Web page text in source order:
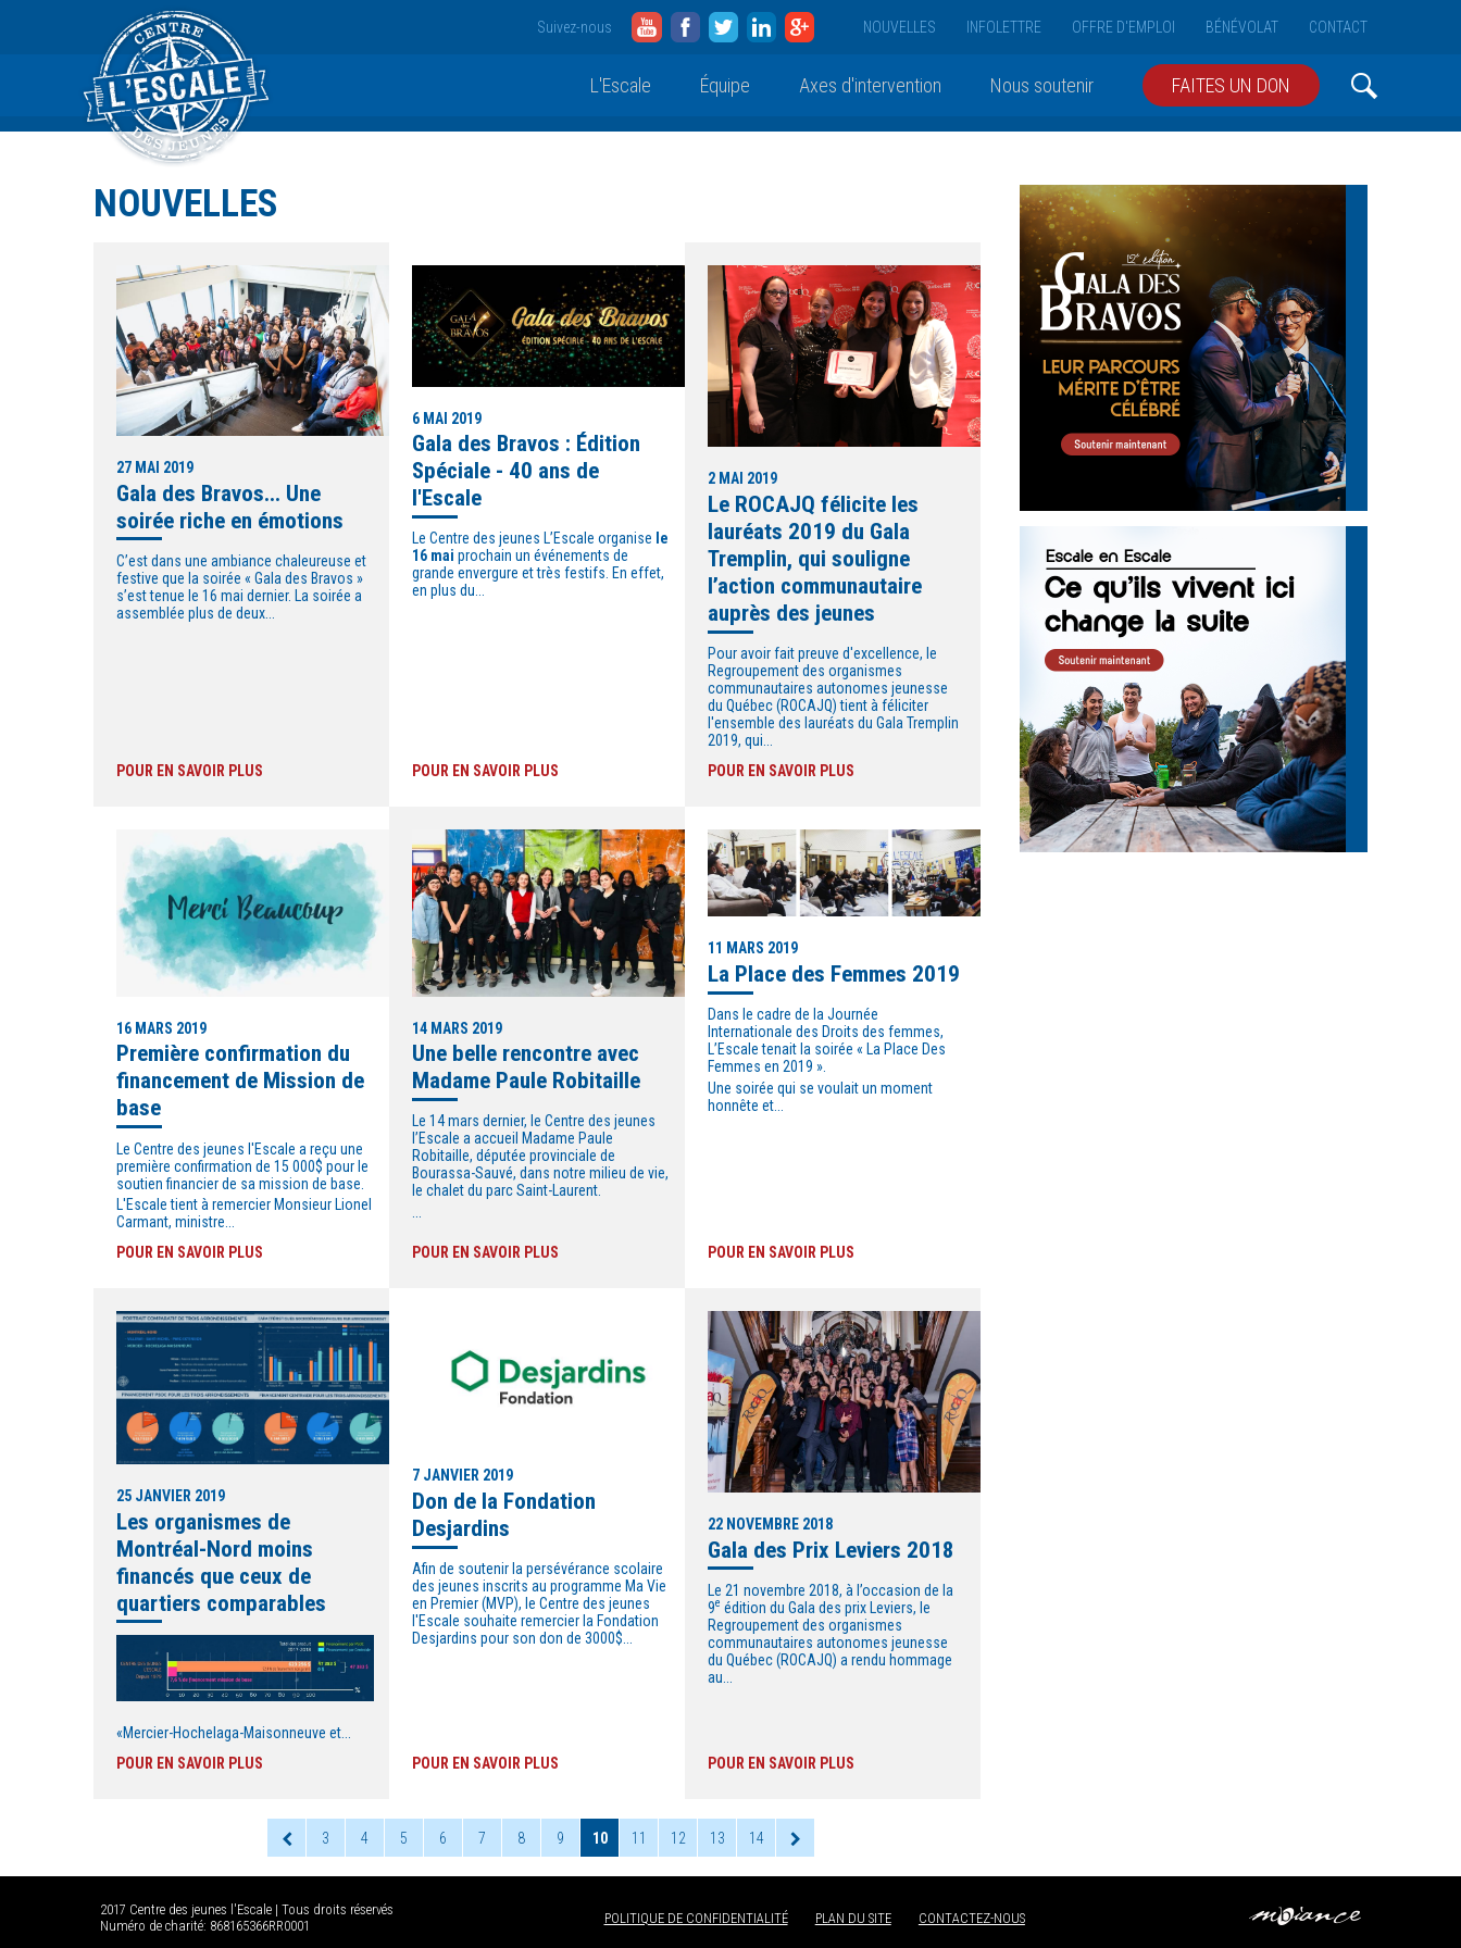
Suivez-nous YouTubeFacebook
Twitter LinkedInGoogle NOUVELLES INFOLETTRE OFFRE D'EMPLOI BÉNÉVOLAT CONTACT
L'Escale Équipe Axes d'intervention Nous soutenir FAITES UN DON
NOUVELLES
27 MAI 2019
Gala des Bravos... Une
soirée riche en émotions
C’est dans une ambiance chaleureuse et
festive que la soirée « Gala des Bravos »
s’est tenue le 16 mai dernier.
La soirée a
assemblée plus de deux...
POUR EN SAVOIR PLUS
6 MAI 2019
Gala des Bravos : Édition
Spéciale - 40 ans de
l'Escale
Le Centre des jeunes L’Escale organise le
16 mai prochain un événements de
grande envergure et très festifs. En effet,
en plus du...
POUR EN SAVOIR PLUS
2 MAI 2019
Le ROCAJQ félicite les
lauréats 2019 du Gala
Tremplin, qui souligne
l’action communautaire
auprès des jeunes
Pour avoir fait preuve d'excellence, le
Regroupement des organismes
communautaires autonomes jeunesse
du Québec (ROCAJQ) tient à féliciter
l'ensemble des lauréats du Gala Tremplin
2019, qui...
POUR EN SAVOIR PLUS
16 MARS 2019
Première confirmation du
financement de Mission de
base
Le Centre des jeunes l'Escale a reçu une
première confirmation de 15 000$ pour le
soutien financier de sa mission de base.
L'Escale tient à remercier Monsieur Lionel
Carmant, ministre...
POUR EN SAVOIR PLUS
14 MARS 2019
Une belle rencontre avec
Madame Paule Robitaille
Le 14 mars dernier, le Centre des jeunes
l’Escale a accueil Madame Paule
Robitaille, députée provinciale de
Bourassa-Sauvé, dans notre milieu de vie,
le chalet du parc Saint-Laurent.
POUR EN SAVOIR PLUS
11 MARS 2019
La Place des Femmes 2019
Dans le cadre de la Journée
Internationale des Droits des femmes,
L’Escale tenait la soirée « La Place Des
Femmes en 2019 ».
Une soirée qui se voulait un moment
honnête et...
POUR EN SAVOIR PLUS
25 JANVIER 2019
Les organismes de
Montréal-Nord moins
financés que ceux de
quartiers comparables
«Mercier-Hochelaga-Maisonneuve et...
POUR EN SAVOIR PLUS
7 JANVIER 2019
Don de la Fondation
Desjardins
Afin de soutenir la persévérance scolaire
des jeunes inscrits au programme Ma Vie
en Premier (MVP), le Centre des jeunes
l'Escale souhaite remercier la Fondation
Desjardins pour son don de 3000$...
POUR EN SAVOIR PLUS
22 NOVEMBRE 2018
Gala des Prix Leviers 2018
Le 21 novembre 2018, à l’occasion de la
9e édition du Gala des prix Leviers, le
Regroupement des organismes
communautaires autonomes jeunesse
du Québec (ROCAJQ) a rendu hommage
au...
POUR EN SAVOIR PLUS
3 4 5 6 7 8 9 10 11 12 13 14
2017 Centre des jeunes l'Escale | Tous droits réservés
Numéro de charité: 868165366RR0001
POLITIQUE DE CONFIDENTIALITÉ PLAN DU SITE CONTACTEZ-NOUS